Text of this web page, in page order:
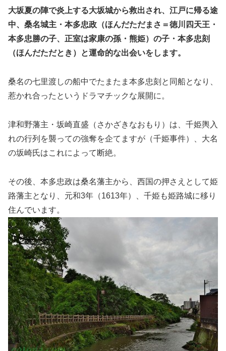
大坂夏の陣で炎上する大坂城から救出され、江戸に帰る途
中、桑名城主・本多忠政（ほんだただまさ＝徳川四天王・
本多忠勝の子、正室は家康の孫・熊姫）の子・本多忠刻
（ほんだただとき）と運命的な出会いをします。
桑名の七里渡しの船中でたまたま本多忠刻と同船となり、
惹かれ合ったというドラマチックな展開に。
津和野藩主・坂崎直盛（さかざきなおもり）は、千姫輿入
れの行列を襲っての強奪を企てますが（千姫事件）、大名
の坂崎氏はこれによって断絶。
その後、本多忠政は桑名藩主から、西国の押さえとして姫
路藩主となり、元和3年（1613年）、千姫も姫路城に移り
住んでいます。